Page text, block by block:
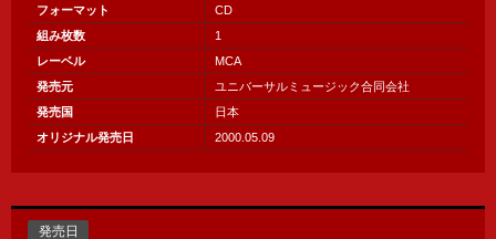
フォーマット
CD
組み枚数
1
レーベル
MCA
発売元
ユニバーサルミュージック合同会社
発売国
日本
オリジナル発売日
2000.05.09
発売日